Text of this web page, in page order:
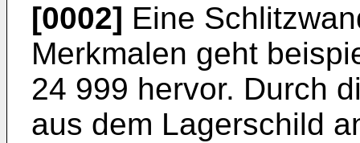
[0002] Eine
Merkmalen geht
24 999 hervor. Durch
aus dem Lagerschild